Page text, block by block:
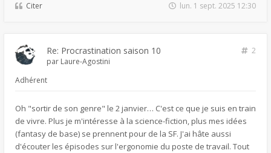
Citer lun. 1 sept. 2025 12:30
Re: Procrastination saison 10
2
par Laure-Agostini
Adhérent
Oh "sortir de son genre" le 2 janvier… C'est ce que je suis en train
de vivre. Plus je m'intéresse à la science-fiction, plus mes idées
(fantasy de base) se prennent pour de la SF. J'ai hâte aussi
d'écouter les épisodes sur l'ergonomie du poste de travail. Tout